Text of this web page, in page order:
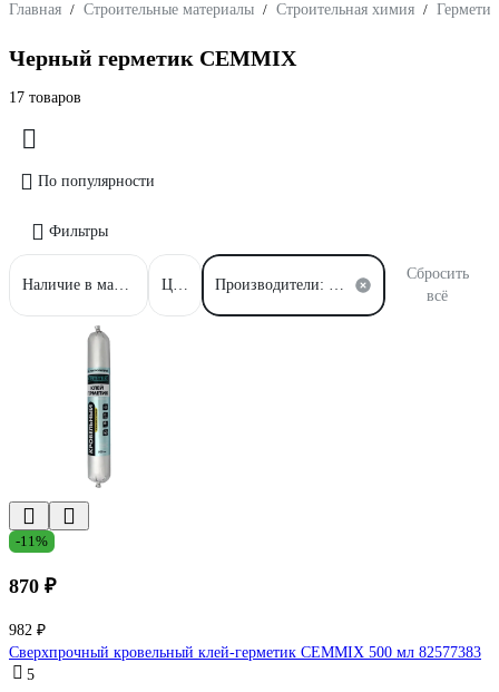
Главная / Строительные материалы / Строительная химия / Герметик
Черный герметик CEMMIX
17 товаров
По популярности
Фильтры
Наличие в магазинах Цена Производители: CEMMIX
Сбросить
всё
-11%
870 ₽
982 ₽
Сверхпрочный кровельный клей-герметик CEMMIX 500 мл 82577383
5